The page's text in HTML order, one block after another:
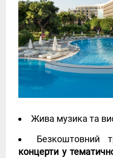
Жива музика та
Безкоштовний
концерти у